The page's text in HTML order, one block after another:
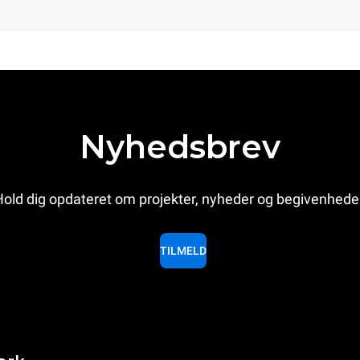
Nyhedsbrev
dig opdateret om projekter, nyheder og
TILMELD